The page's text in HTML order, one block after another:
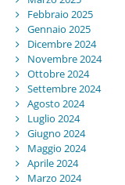
Febbraio 2025
Gennaio 2025
Dicembre 2024
Novembre 2024
Ottobre 2024
Settembre 2024
Agosto 2024
Luglio 2024
Giugno 2024
Maggio 2024
Aprile 2024
Marzo 2024